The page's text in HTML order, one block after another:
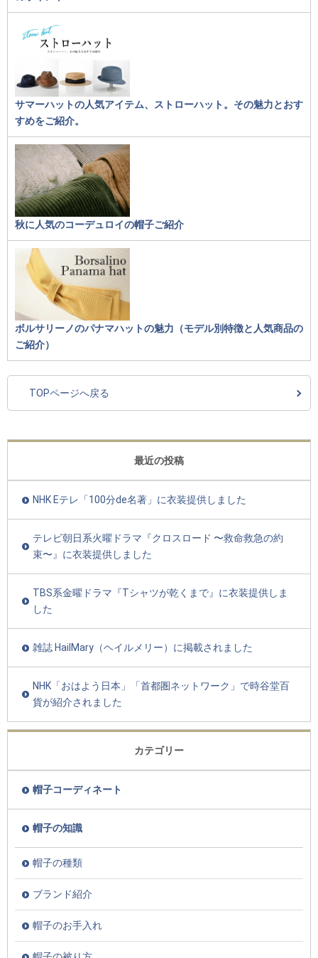
サマーハットの人気アイテム、ストローハット。その魅力とおす
すめをご紹介。
秋に人気のコーデュロイの帽子ご紹介
ボルサリーノのパナマハットの魅力（モデル別特徴と人気商品の
ご紹介）
TOPページへ戻る
最近の投稿
NHK Eテレ「100分de名著」に衣装提供しました
テレビ朝日系火曜ドラマ『クロスロード 〜救命救急の約
束〜』に衣装提供しました
TBS系金曜ドラマ『Tシャツが乾くまで』に衣装提供しま
した
雑誌 HailMary（ヘイルメリー）に掲載されました
NHK「おはよう日本」「首都圏ネットワーク」で時谷堂百
貨が紹介されました
カテゴリー
帽子コーディネート
帽子の知識
帽子の種類
ブランド紹介
帽子のお手入れ